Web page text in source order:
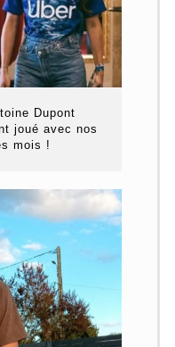
Dupont
joué avec nos
mois !